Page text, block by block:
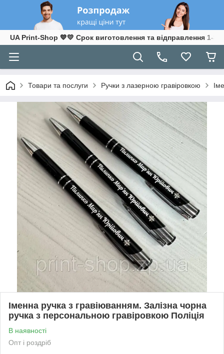
UA Print-Shop ​💙💛 Срок виготовлення та відправлення 1-3
Товари та послуги Ручки з лазерною гравіровкою
Іменна ручка з гравіюванням. Залізна чорна
ручка з персональною гравіровкою Поліція
В наявності
Опт і роздріб